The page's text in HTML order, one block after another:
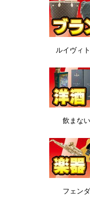
ルイヴィ
飲まな
フェン